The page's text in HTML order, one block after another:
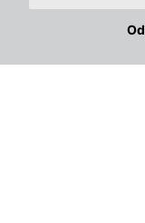
26 zákazníků